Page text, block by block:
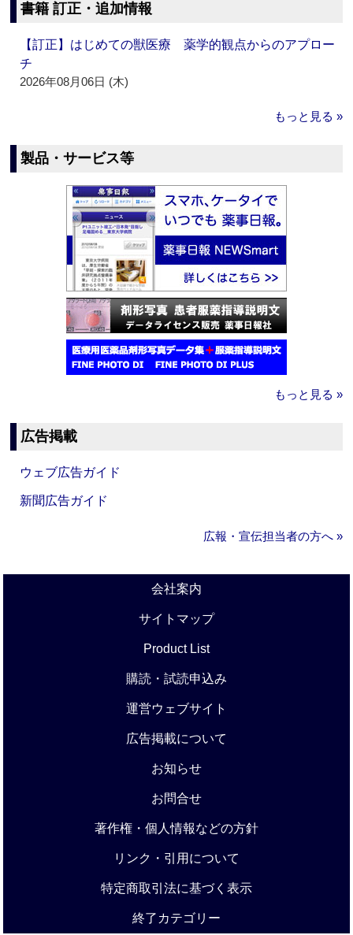
書籍 訂正・追加情報
【訂正】はじめての獣医療 薬学的観点からのアプロー
チ
2026年08月06日 (木)
もっと見る »
製品・サービス等
もっと見る »
広告掲載
ウェブ広告ガイド
新聞広告ガイド
広報・宣伝担当者の方へ »
会社案内
サイトマップ
Product List
購読・試読申込み
運営ウェブサイト
広告掲載について
お知らせ
お問合せ
著作権・個人情報などの方針
リンク・引用について
特定商取引法に基づく表示
終了カテゴリー